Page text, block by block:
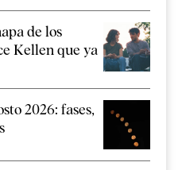
de los
Kellen que ya
2026: fases,